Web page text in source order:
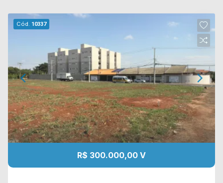
Cód. 10337
R$ 300.000,00 V